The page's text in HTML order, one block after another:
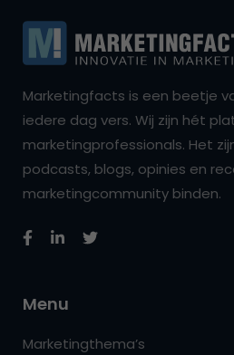
Marketingfacts is een beetje
iedere dag vers. Wij zijn hét
marketingprofessionals. Het
podcasts, blogs, opinies en
marketingcommunity binden.
Menu
Marketingthema’s